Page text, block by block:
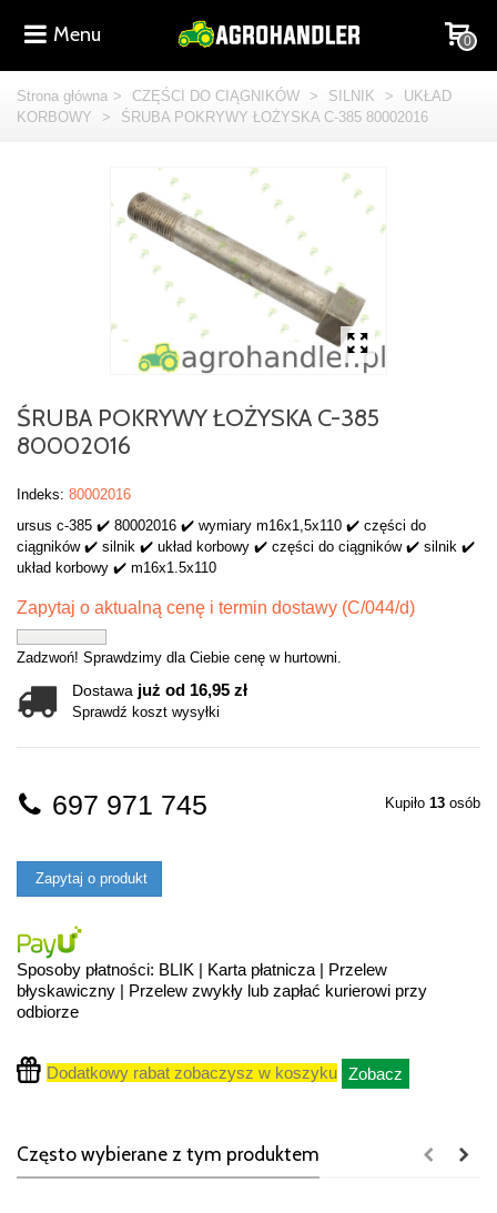
Menu 0
Strona główna > CZĘŚCI DO CIĄGNIKÓW > SILNIK >
UKŁAD
KORBOWY
> ŚRUBA POKRYWY ŁOŻYSKA C-385 80002016
ŚRUBA POKRYWY ŁOŻYSKA C-385
80002016
Indeks: 80002016
ursus c-385 ✔️ 80002016 ✔️ wymiary m16x1,5x110 ✔️ części do
ciągników ✔️ silnik ✔️ układ korbowy ✔️ części do ciągników ✔️ silnik ✔️
układ korbowy ✔️ m16x1.5x110
Zapytaj o aktualną cenę i termin dostawy (C/044/d)
Zadzwoń! Sprawdzimy dla Ciebie cenę w hurtowni.
Dostawa już od 16,95 zł
Sprawdź koszt wysyłki
Kupiło 13 osób
697 971 745
Zapytaj o produkt
Sposoby płatności: BLIK | Karta płatnicza | Przelew
błyskawiczny | Przelew zwykły lub zapłać kurierowi przy
odbiorze
Dodatkowy rabat zobaczysz w koszyku Zobacz
Często wybierane z tym produktem